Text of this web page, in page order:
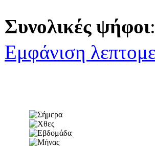
Συνολικές ψήφοι
Εμφάνιση